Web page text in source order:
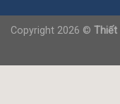
Copyright 2026 © Thiết